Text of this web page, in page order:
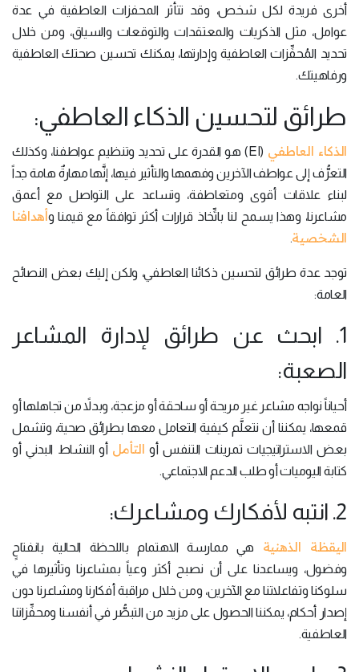
أخرى فريدة لكل شخص، وقد تتأثر المحفزات العاطفية في عدة
عوامل، مثل الذكريات والمعتقدات والتوقعات والسياق، ومن خلال
تحديد المُحفِّزات العاطفية وإدارتها، يمكنك تحسين صحتك العاطفية
ورفاهيتك.
طرائق لتحسين الذكاء العاطفي:
الذكاء العاطفي
(EI) هو القدرة على تحديد وتنظيم عواطفنا، وكذلك
التعرُّف إلى عواطف الآخرين وفهمها والتأثير فيها، إنَّها مهارةٌ هامة جداً
لبناء علاقات أقوى ومتعاطفة، وتساعد على التواصل مع أعمق
مشاعرنا، وهذا يسمح لنا باتِّخاذ قرارات أكثر توافقاً مع قيمنا وأهدافنا
الشخصية.
توجد عدة طرائق لتحسين ذكائنا العاطفي، ولكن إليك بعض النصائح
العامة:
1. ابحث عن طرائق لإدارة المشاعر
الصعبة:
أحياناً نواجه مشاعر غير مريحة أو ساحقة أو مزعجة، وبدلاً من تجاهلها أو
قمعها، يمكننا أن نتعلَّم كيفية التعامل معها بطرائق صحية، وتشمل
بعض الاستراتيجيات تمرينات التنفس أو التأمل أو النشاط البدني أو
كتابة اليوميات أو طلب الدعم الاجتماعي.
2. انتبه لأفكارك ومشاعرك:
اليقظة الذهنية هي ممارسة الاهتمام باللحظة الحالية بانفتاحٍ
وفضول، ويساعدنا على أن نصبح أكثر وعياً بمشاعرنا وتأثيرها في
سلوكنا وتفاعلاتنا مع الآخرين، ومن خلال مراقبة أفكارنا ومشاعرنا دون
إصدار أحكام، يمكننا الحصول على مزيد من التبصُّر في أنفسنا ومحفِّزاتنا
العاطفية.